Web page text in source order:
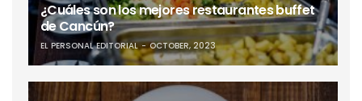
¿Cuáles son los mejores restaurantes buffet
de Cancún?
EL PERSONAL EDITORIAL OCTOBER, 2023